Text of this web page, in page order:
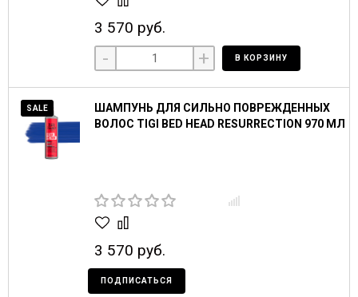
3 570 руб.
- + В КОРЗИНУ
SALE
ШАМПУНЬ ДЛЯ СИЛЬНО ПОВРЕЖДЕННЫХ
ВОЛОС TIGI BED HEAD RESURRECTION 970 МЛ
3 570 руб.
ПОДПИСАТЬСЯ